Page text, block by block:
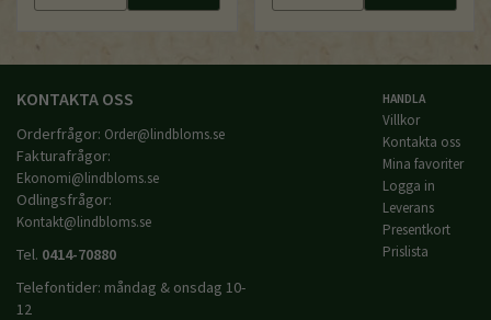
KONTAKTA OSS
Orderfrågor: Order@lindbloms.se
Fakturafrågor:
Ekonomi@lindbloms.se
Odlingsfrågor:
Kontakt@lindbloms.se
Tel. 0414-70880
Telefontider: måndag & onsdag 10-
12
HANDLA
Villkor
Kontakta oss
Mina favoriter
Logga in
Leverans
Presentkort
Prislista